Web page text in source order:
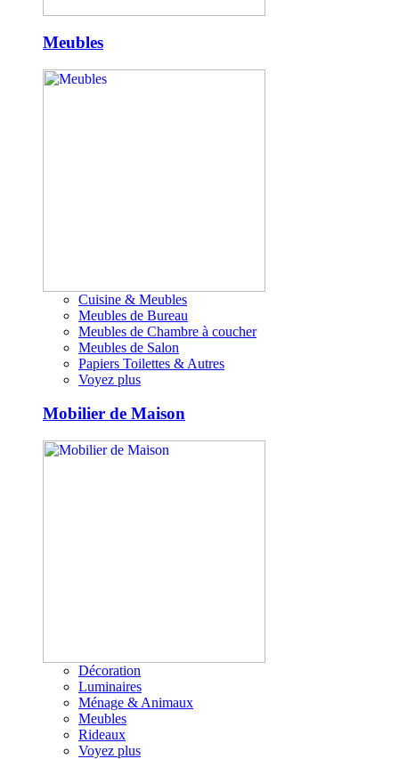
Meubles
Cuisine & Meubles
Meubles de Bureau
Meubles de Chambre à coucher
Meubles de Salon
Papiers Toilettes & Autres
Voyez plus
Mobilier de Maison
Décoration
Luminaires
Ménage & Animaux
Meubles
Rideaux
Voyez plus